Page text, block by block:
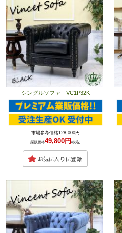
シングルソファ VC1P32K
市場参考価格128,000円
業販価格49,800円(税込)